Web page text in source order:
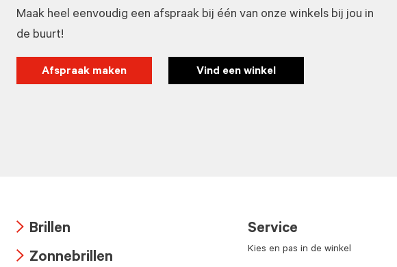
Maak heel eenvoudig een afspraak bij één van onze winkels bij jou in
de buurt!
Afspraak maken Vind een winkel
icon
Brillen
Zonnebrillen
Service
Kies en pas in de winkel